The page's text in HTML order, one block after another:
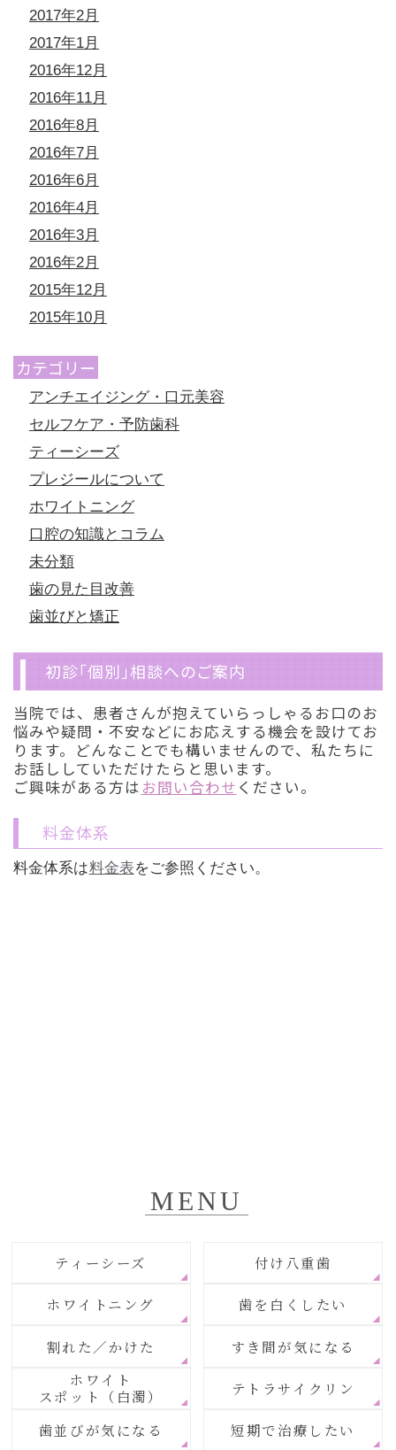
2017年2月
2017年1月
2016年12月
2016年11月
2016年8月
2016年7月
2016年6月
2016年4月
2016年3月
2016年2月
2015年12月
2015年10月
カテゴリー
アンチエイジング・口元美容
セルフケア・予防歯科
ティーシーズ
プレジールについて
ホワイトニング
口腔の知識とコラム
未分類
歯の見た目改善
歯並びと矯正
初診「個別」相談へのご案内
当院では、患者さんが抱えていらっしゃるお口のお
悩みや疑問・不安などにお応えする機会を設けてお
ります。どんなことでも構いませんので、私たちに
お話ししていただけたらと思います。
ご興味がある方は お問い合わせ ください。
料金体系
料金体系は料金表をご参照ください。
MENU
ティーシーズ 付け八重歯
ホワイトニング 歯を白くしたい
割れた／かけた
すき間が気になる
ホワイト
スポット（白濁）
テトラサイクリン
歯並びが気になる 短期で治療したい